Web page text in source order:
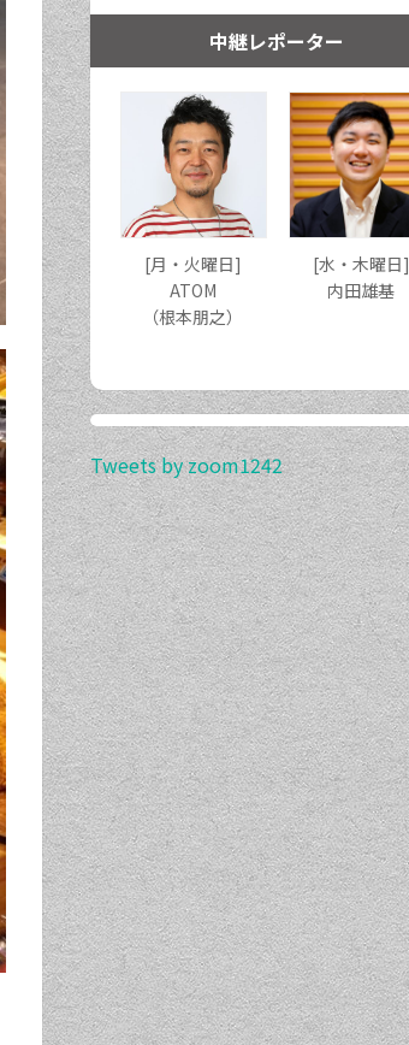
中継レポーター
[月・火曜日]
ATOM
（根本朋之）
[水・木曜日]
内田雄基
Tweets by zoom1242